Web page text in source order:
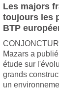
Les majors
toujours les
BTP
Mazars a
étude sur
grands
un